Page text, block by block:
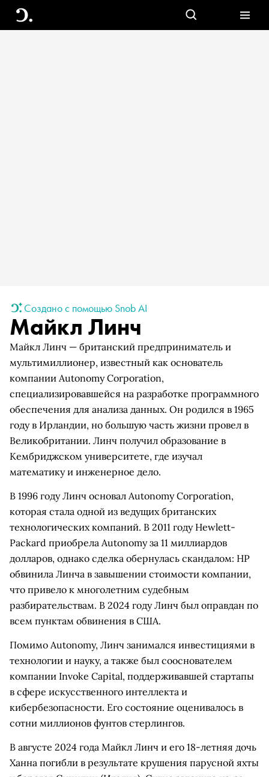
Создано с помощью Snob AI
Майкл Линч
Майкл Линч — британский предприниматель и
мультимиллионер, известный как основатель
компании Autonomy Corporation,
специализировавшейся на разработке программного
обеспечения для анализа данных. Он родился в 1965
году в Ирландии, но большую часть жизни провел в
Великобритании. Линч получил образование в
Кембриджском университете, где изучал
математику и инженерное дело.
В 1996 году Линч основал Autonomy Corporation,
которая стала одной из ведущих британских
технологических компаний. В 2011 году Hewlett-
Packard приобрела Autonomy за 11 миллиардов
долларов, однако сделка обернулась скандалом: HP
обвинила Линча в завышении стоимости компании,
что привело к многолетним судебным
разбирательствам. В 2024 году Линч был оправдан по
всем пунктам обвинения в США.
Помимо Autonomy, Линч занимался инвестициями в
технологии и науку, а также был сооснователем
компании Invoke Capital, поддерживавшей стартапы
в сфере искусственного интеллекта и
кибербезопасности. Его состояние оценивалось в
сотни миллионов фунтов стерлингов.
В августе 2024 года Майкл Линч и его 18-летняя дочь
Ханна погибли в результате крушения парусной яхты